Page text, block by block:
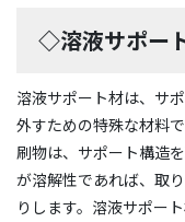
◇溶液サポー
溶液サポート材は、サ
外すための特殊な材料
刷物は、サポート構造
が溶解性であれば、取
りします。溶液サポー